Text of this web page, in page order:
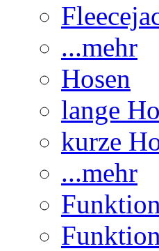
...mehr
Hosen
lange
kurze
...mehr